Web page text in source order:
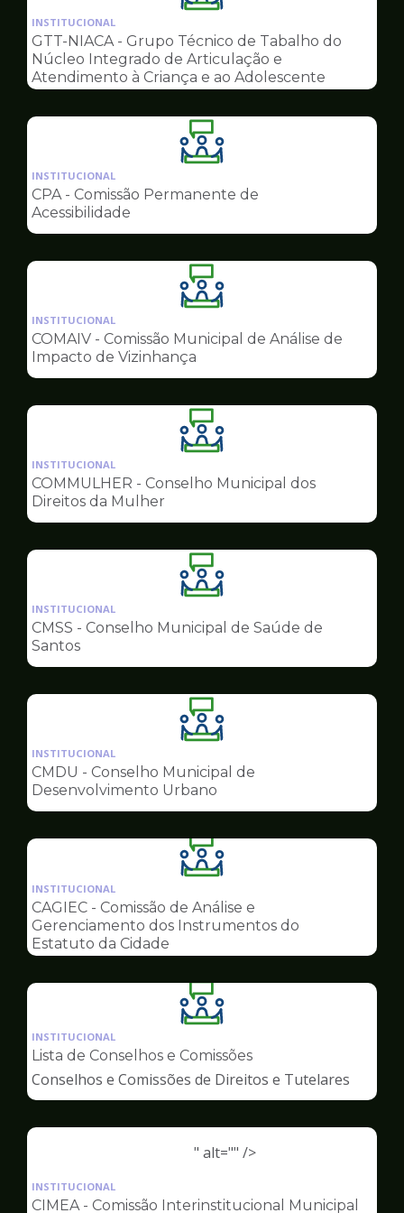
da
pagina
de
Conselhos
INSTITUCIONAL
GTT-NIACA - Grupo Técnico de Tabalho do
Núcleo Integrado de Articulação e
Atendimento à Criança e ao Adolescente
Ilustração
da
pagina
Conselhos
INSTITUCIONAL
CPA - Comissão Permanente de
Acessibilidade
Ilustração
da
pagina
Conselhos
INSTITUCIONAL
COMAIV - Comissão Municipal de Análise de
Impacto de Vizinhança
Ilustração
da
pagina
Conselhos
INSTITUCIONAL
COMMULHER - Conselho Municipal dos
Direitos da Mulher
Ilustração
da
pagina
Conselhos
INSTITUCIONAL
CMSS - Conselho Municipal de Saúde de
Santos
Ilustração
da
pagina
de
Conselhos
INSTITUCIONAL
CMDU - Conselho Municipal de
Desenvolvimento Urbano
Ilustração
da
pagina
de
INSTITUCIONAL
CAGIEC - Comissão de Análise e
Gerenciamento dos Instrumentos do
Estatuto da Cidade
Ilustração
da
pagina
de
Conselhos
INSTITUCIONAL
Lista de Conselhos e Comissões
Conselhos e Comissões de Direitos e Tutelares
" alt="" />
Ilustração
pagina
INSTITUCIONAL
CIMEA - Comissão Interinstitucional Municipal